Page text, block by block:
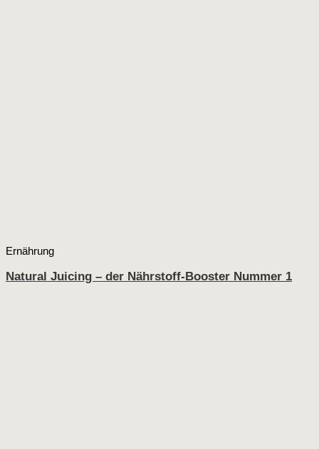
Ernährung
Natural Juicing – der Nährstoff-Booster Nummer 1